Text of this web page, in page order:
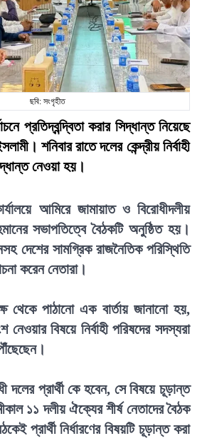
ছবি: সংগৃহীত
প্রতিদ্বন্দ্বিতা করার সিদ্ধান্ত নিয়েছে
শনিবার রাতে দলের কেন্দ্রীয় নির্বাহী
নেওয়া হয়।
আমিরে জামায়াত ও বিরোধীদলীয়
সভাপতিত্বে বৈঠকটি অনুষ্ঠিত হয়।
দেশের সামগ্রিক রাজনৈতিক পরিস্থিতি
করেন নেতারা।
থেকে পাঠানো এক বার্তায় জানানো হয়,
নেওয়ার বিষয়ে নির্বাহী পরিষদের সদস্যরা
দলের প্রার্থী কে হবেন, সে বিষয়ে চূড়ান্ত
১১ দলীয় ঐক্যের শীর্ষ নেতাদের বৈঠক
প্রার্থী নির্ধারণের বিষয়টি চূড়ান্ত করা